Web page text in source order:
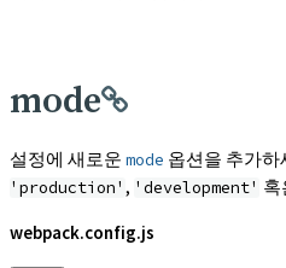
mode
설정에 새로운 mode 옵션을 추가하
'production' , 'development' 혹
webpack.config.js